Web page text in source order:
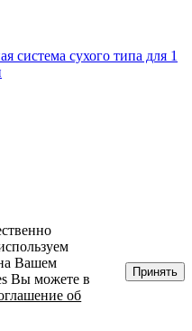
система сухого типа для 1
Вашем
Вы можете в
об
Принять